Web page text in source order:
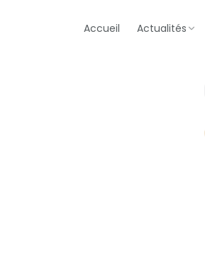
Accueil Actualités